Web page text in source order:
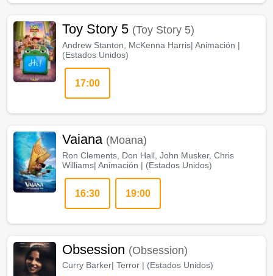
Toy Story 5 (Toy Story 5)
Andrew Stanton, McKenna Harris|Animación |
(Estados Unidos)
17:00
Vaiana (Moana)
Ron Clements, Don Hall, John Musker, Chris
Williams|Animación | (Estados Unidos)
16:30 19:00
Obsession (Obsession)
Curry Barker|Terror | (Estados Unidos)